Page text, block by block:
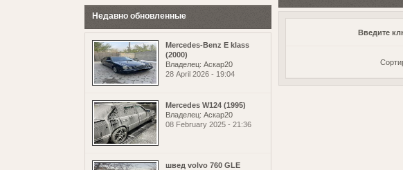
Недавно обновленные
Mercedes-Benz E klass
(2000)
Владелец: Аскар20
28 April 2026 - 19:04
Mercedes W124 (1995)
Владелец: Аскар20
08 February 2025 - 21:36
швед volvo 760 GLE
Введите